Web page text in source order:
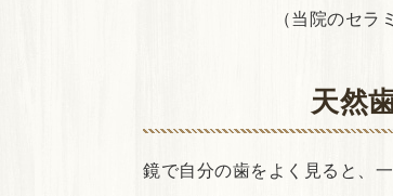
（当院のセ
天然
鏡で自分の歯をよく見ると、